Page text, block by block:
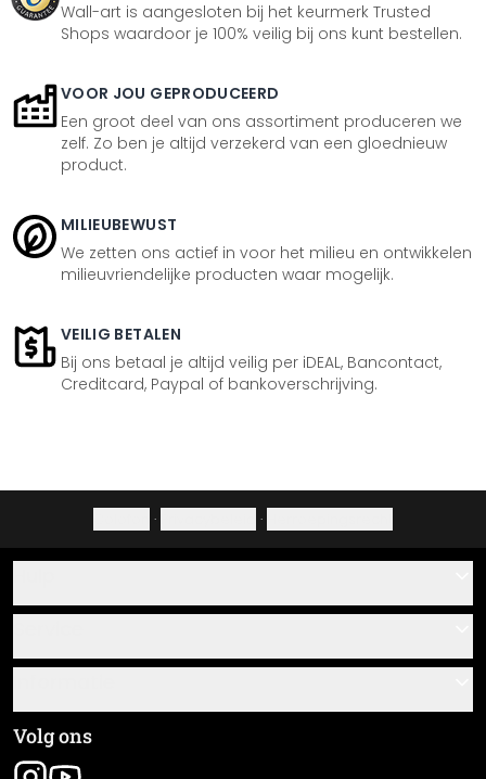
Wall-art is aangesloten bij het keurmerk Trusted
Shops waardoor je 100% veilig bij ons kunt bestellen.
VOOR JOU GEPRODUCEERD
Een groot deel van ons assortiment produceren we
zelf. Zo ben je altijd verzekerd van een gloednieuw
product.
MILIEUBEWUST
We zetten ons actief in voor het milieu en ontwikkelen
milieuvriendelijke producten waar mogelijk.
VEILIG BETALEN
Bij ons betaal je altijd veilig per iDEAL, Bancontact,
Creditcard, Paypal of bankoverschrijving.
· ·
Over ons
Plak- en montagehandleidingen
Materiaaloverzicht
Algemene voorwaarden
Colofon
Volg ons